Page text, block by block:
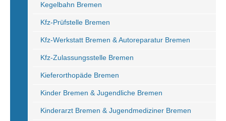
Kegelbahn Bremen
Kfz-Prüfstelle Bremen
Kfz-Werkstatt Bremen & Autoreparatur Bremen
Kfz-Zulassungsstelle Bremen
Kieferorthopäde Bremen
Kinder Bremen & Jugendliche Bremen
Kinderarzt Bremen & Jugendmediziner Bremen